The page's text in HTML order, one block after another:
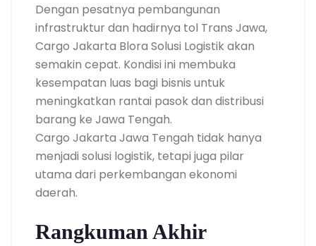
Dengan pesatnya pembangunan
infrastruktur dan hadirnya tol Trans Jawa,
Cargo Jakarta Blora Solusi Logistik akan
semakin cepat. Kondisi ini membuka
kesempatan luas bagi bisnis untuk
meningkatkan rantai pasok dan distribusi
barang ke Jawa Tengah.
Cargo Jakarta Jawa Tengah tidak hanya
menjadi solusi logistik, tetapi juga pilar
utama dari perkembangan ekonomi
daerah.
Rangkuman Akhir